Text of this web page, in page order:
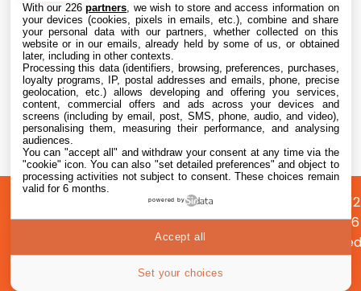
L’App Store est en panne pour plusieurs
utilisateurs, selon Apple
7 Aug. 2026 • 19:34
propos
Préférences
cookies
Confidentialité
©
2026
|
With our 226partners , we wish to store and access information on
your devices (cookies, pixels in emails, etc.), combine and share
your personal data with our partners, whether collected on this
website or in our emails, already held by some of us, or obtained
later, including in other contexts.
Processing this data (identifiers, browsing, preferences, purchases,
loyalty programs, IP, postal addresses and emails, phone, precise
geolocation, etc.) allows developing and offering you services,
content, commercial offers and ads across your devices and
screens (including by email, post, SMS, phone, audio, and video),
personalising them, measuring their performance, and analysing
audiences.
You can "accept all" and withdraw your consent at any time via the
"cookie" icon. You can also "set detailed preferences" and object to
processing activities not subject to consent. These choices remain
valid for 6 months.
powered by
Set your choices
Accept all